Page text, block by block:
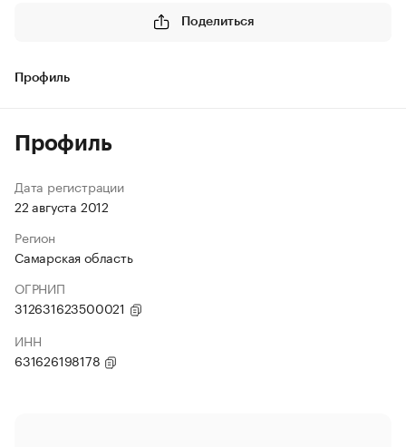
Поделиться
Профиль
Профиль
Дата регистрации
22 августа 2012
Регион
Самарская область
ОГРНИП
312631623500021
ИНН
631626198178